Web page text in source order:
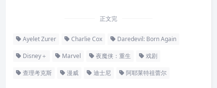
正文完
Ayelet Zurer Charlie Cox Daredevil: Born Again
Disney＋ Marvel 夜魔侠：重生 戏剧
查理考克斯 漫威 迪士尼 阿耶莱特祖蕾尔